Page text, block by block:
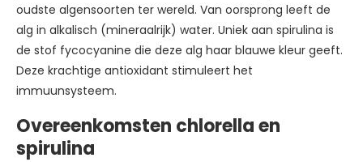
oudste algensoorten ter wereld. Van oorsprong leeft de
alg in alkalisch (mineraalrijk) water. Uniek aan spirulina is
de stof fycocyanine die deze alg haar blauwe kleur geeft.
Deze krachtige antioxidant stimuleert het
immuunsysteem.
Overeenkomsten chlorella en
spirulina